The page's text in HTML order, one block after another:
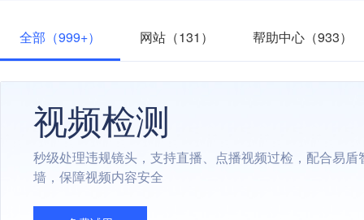
全部（999+） 网站（131） 帮助中心（933）
视频检测
秒级处理违规镜头，支持直播、点播视频过检，配合易盾
墙，保障视频内容安全